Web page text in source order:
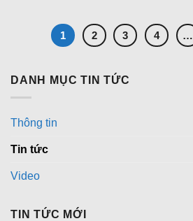
1 2 3 4 …
DANH MỤC TIN TỨC
Thông tin
Tin tức
Video
TIN TỨC MỚI